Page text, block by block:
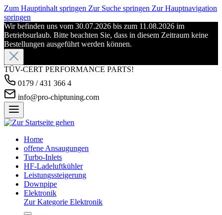
Zum Hauptinhalt springen Zur Suche springen Zur Hauptnavigation
springen
Wir befinden uns vom 30.07.2026 bis zum 11.08.2026 im
Betriebsurlaub. Bitte beachten Sie, dass in diesem Zeitraum keine
Bestellungen ausgeführt werden können.
TÜV-CERT PERFORMANCE PARTS!
0179 / 431 366 4
info@pro-chiptuning.com
Home
offene Ansaugungen
Turbo-Inlets
HF-Ladeluftkühler
Leistungssteigerung
Downpipe
Elektronik
Zur Kategorie Elektronik